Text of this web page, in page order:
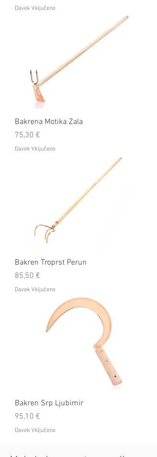
Davek Vključeno
Bakrena Motika Zala
Cena
75,30 €
Davek Vključeno
Bakren Troprst Perun
Cena
85,50 €
Davek Vključeno
Bakren Srp Ljubimir
Cena
95,10 €
Davek Vključeno